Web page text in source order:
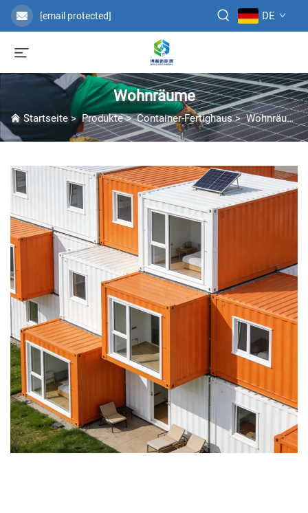
[email protected] DE
Wohnräume
Startseite>Produkte>Container-Fertighaus>Wohnräume